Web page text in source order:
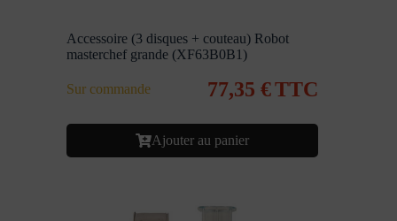
Accessoire (3 disques + couteau) Robot
masterchef grande (XF63B0B1)
Sur commande 77,35 €TTC
Ajouter au panier